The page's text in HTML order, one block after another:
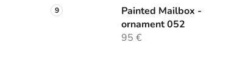
Painted Mailbox -
ornament 052
95 €